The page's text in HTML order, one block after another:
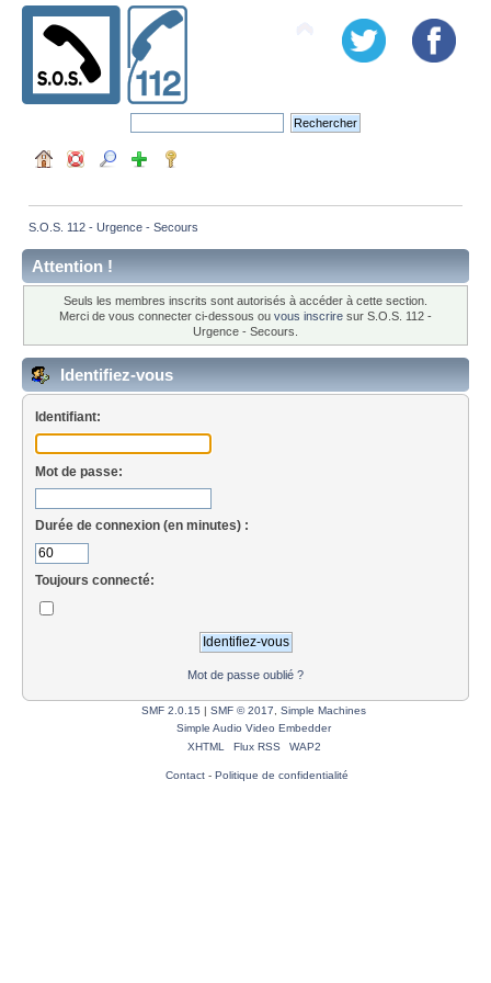
S.O.S. 112 - Urgence - Secours
Attention !
Seuls les membres inscrits sont autorisés à accéder à cette section.
Merci de vous connecter ci-dessous ou vous inscrire sur S.O.S. 112 -
Urgence - Secours.
Identifiez-vous
Identifiant:
Mot de passe:
Durée de connexion (en minutes) :
Toujours connecté:
Mot de passe oublié ?
SMF 2.0.15 | SMF © 2017
Simple Machines
Simple Audio Video Embedder
XHTML
Flux RSS WAP2
Contact- Politique de confidentialité